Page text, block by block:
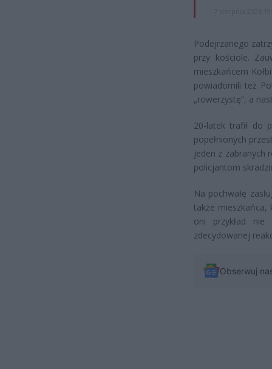
Podejrzanego
przy kościole.
mieszkańcem
powiadomili też
„rowerzystę”, a
20-latek trafił do
popełnionych
jeden z zabranych
policjantom
Na pochwałę
także mieszkańca,
oni przykład nie
zdecydowanej
Obserwuj